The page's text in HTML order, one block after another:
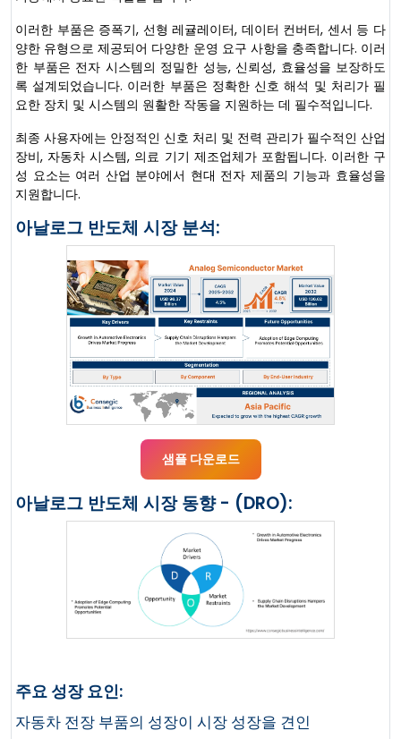
이러한 부품은 증폭기, 선형 레귤레이터, 데이터 컨버터, 센서 등 다
양한 유형으로 제공되어 다양한 운영 요구 사항을 충족합니다. 이러
한 부품은 전자 시스템의 정밀한 성능, 신뢰성, 효율성을 보장하도
록 설계되었습니다. 이러한 부품은 정확한 신호 해석 및 처리가 필
요한 장치 및 시스템의 원활한 작동을 지원하는 데 필수적입니다.
최종 사용자에는 안정적인 신호 처리 및 전력 관리가 필수적인 산업
장비, 자동차 시스템, 의료 기기 제조업체가 포함됩니다. 이러한 구
성 요소는 여러 산업 분야에서 현대 전자 제품의 기능과 효율성을
지원합니다.
아날로그 반도체 시장 분석:
샘플 다운로드
아날로그 반도체 시장 동향 - (DRO):
주요 성장 요인:
자동차 전장 부품의 성장이 시장 성장을 견인